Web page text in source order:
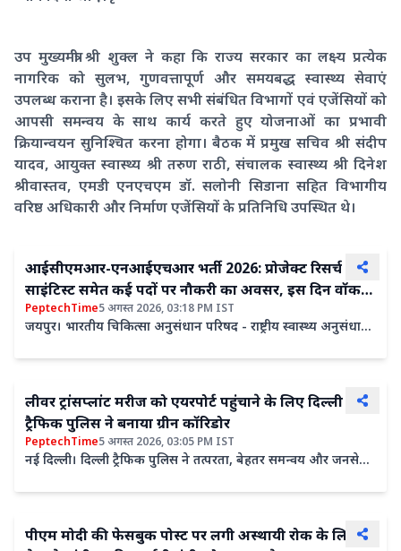
उप मुख्यमंत्री श्री शुक्ल ने कहा कि राज्य सरकार का लक्ष्य प्रत्येक
नागरिक को सुलभ, गुणवत्तापूर्ण और समयबद्ध स्वास्थ्य सेवाएं
उपलब्ध कराना है। इसके लिए सभी संबंधित विभागों एवं एजेंसियों को
आपसी समन्वय के साथ कार्य करते हुए योजनाओं का प्रभावी
क्रियान्वयन सुनिश्चित करना होगा। बैठक में प्रमुख सचिव श्री संदीप
यादव, आयुक्त स्वास्थ्य श्री तरुण राठी, संचालक स्वास्थ्य श्री दिनेश
श्रीवास्तव, एमडी एनएचएम डॉ. सलोनी सिडाना सहित विभागीय
वरिष्ठ अधिकारी और निर्माण एजेंसियों के प्रतिनिधि उपस्थित थे।
आईसीएमआर-एनआईएचआर भर्ती 2026: प्रोजेक्ट रिसर्च
साइंटिस्ट समेत कई पदों पर नौकरी का अवसर, इस दिन वॉक-
इन इंटरव्यू
PeptechTime5 अगस्त 2026, 03:18 PM IST
जयपुर। भारतीय चिकित्सा अनुसंधान परिषद - राष्ट्रीय स्वास्थ्य अनुसंधान
लीवर ट्रांसप्लांट मरीज को एयरपोर्ट पहुंचाने के लिए दिल्ली
ट्रैफिक पुलिस ने बनाया ग्रीन कॉरिडोर
PeptechTime5 अगस्त 2026, 03:05 PM IST
नई दिल्ली। दिल्ली ट्रैफिक पुलिस ने तत्परता, बेहतर समन्वय और जनसेवा
पीएम मोदी की फेसबुक पोस्ट पर लगी अस्थायी रोक के लिए